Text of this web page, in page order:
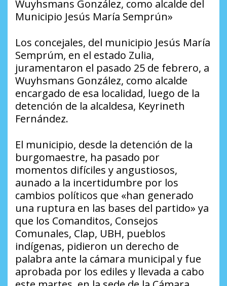
Wuyhsmans González, como alcalde del
Municipio Jesús María Semprún»
Los concejales, del municipio Jesús María
Semprúm, en el estado Zulia,
juramentaron el pasado 25 de febrero, a
Wuyhsmans González, como alcalde
encargado de esa localidad, luego de la
detención de la alcaldesa, Keyrineth
Fernández.
El municipio, desde la detención de la
burgomaestre, ha pasado por
momentos difíciles y angustiosos,
aunado a la incertidumbre por los
cambios políticos que «han generado
una ruptura en las bases del partido» ya
que los Comanditos, Consejos
Comunales, Clap, UBH, pueblos
indígenas, pidieron un derecho de
palabra ante la cámara municipal y fue
aprobada por los ediles y llevada a cabo